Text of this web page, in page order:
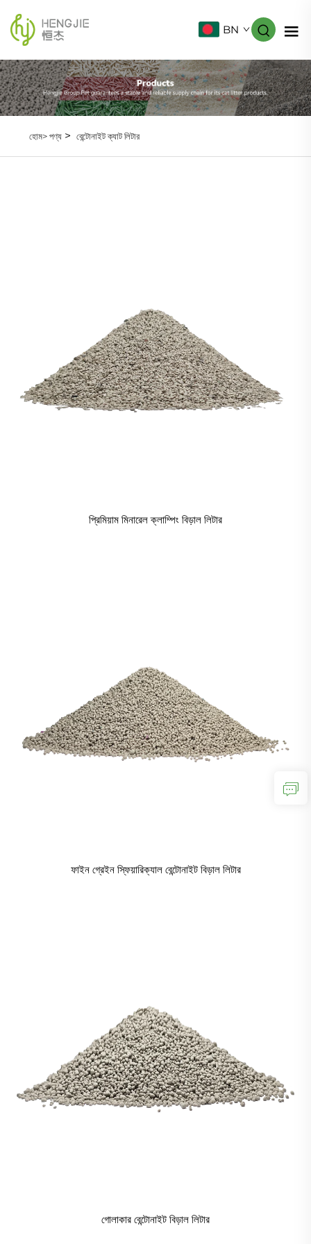
BN
হোম>পণ্য> বেন্টোনাইট ক্যাট লিটার
প্রিমিয়াম মিনারেল ক্লাম্পিং বিড়াল লিটার
ফাইন গ্রেইন স্ফিয়ারিক্যাল বেন্টোনাইট বিড়াল লিটার
গোলাকার বেন্টোনাইট বিড়াল লিটার